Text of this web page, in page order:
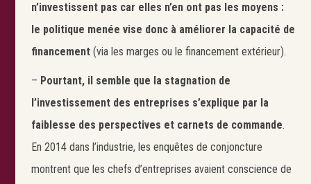
n’investissent pas car elles n’en ont pas les moyens :
le politique menée vise donc à améliorer la capacité de
financement(via les marges ou le financement extérieur).
– Pourtant, il semble que la stagnation de
l’investissement des entreprises s’explique par la
faiblesse des perspectives et carnets de commande.
En 2014 dans l’industrie, les enquêtes de conjoncture
montrent que les chefs d’entreprises avaient conscience de